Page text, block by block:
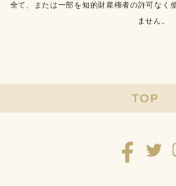
全て、または一部を知的財産権者の許可なく
ません。
TOP